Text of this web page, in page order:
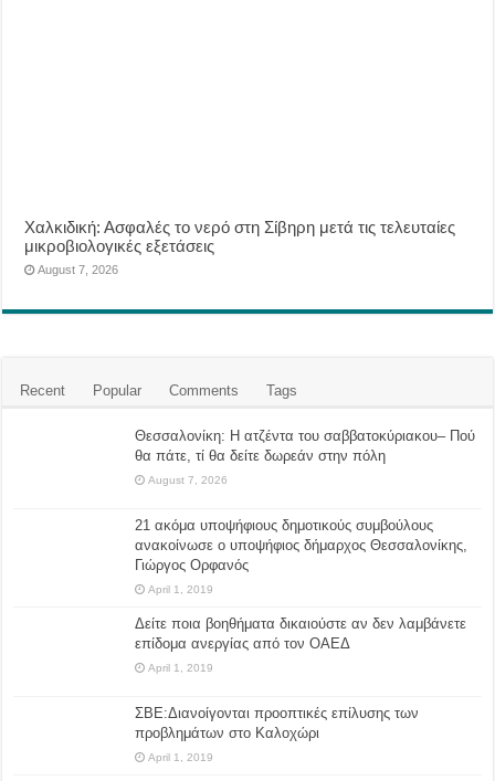
Χαλκιδική: Ασφαλές το νερό στη Σίβηρη μετά τις τελευταίες
μικροβιολογικές εξετάσεις
August 7, 2026
Recent Popular Comments Tags
Θεσσαλονίκη: Η ατζέντα του σαββατοκύριακου– Πού
θα πάτε, τί θα δείτε δωρεάν στην πόλη
August 7, 2026
21 ακόμα υποψήφιους δημοτικούς συμβούλους
ανακοίνωσε ο υποψήφιος δήμαρχος Θεσσαλονίκης,
Γιώργος Ορφανός
April 1, 2019
Δείτε ποια βοηθήματα δικαιούστε αν δεν λαμβάνετε
επίδομα ανεργίας από τον ΟΑΕΔ
April 1, 2019
ΣΒΕ:Διανοίγονται προοπτικές επίλυσης των
προβλημάτων στο Καλοχώρι
April 1, 2019